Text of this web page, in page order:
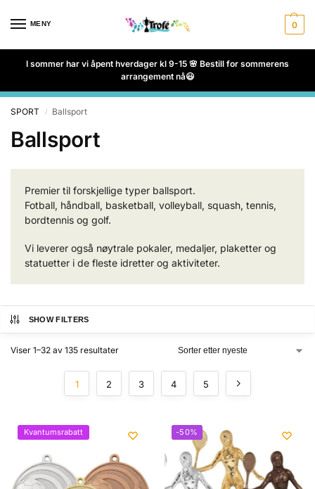
MENY 0
I sommer har vi åpent hverdager kl 9-15 🌸 Bestill for sommerens
arrangement nå😃
SPORT / Ballsport
Ballsport
Premier til forskjellige typer ballsport.
Fotball, håndball, basketball, volleyball, squash, tennis,
bordtennis og golf.
Vi leverer også nøytrale pokaler, medaljer, plaketter og
statuetter i de fleste idretter og aktiviteter.
SHOW FILTERS
Viser 1–32 av 135 resultater
1 2 3 4 5
Kvantumsrabatt -50%